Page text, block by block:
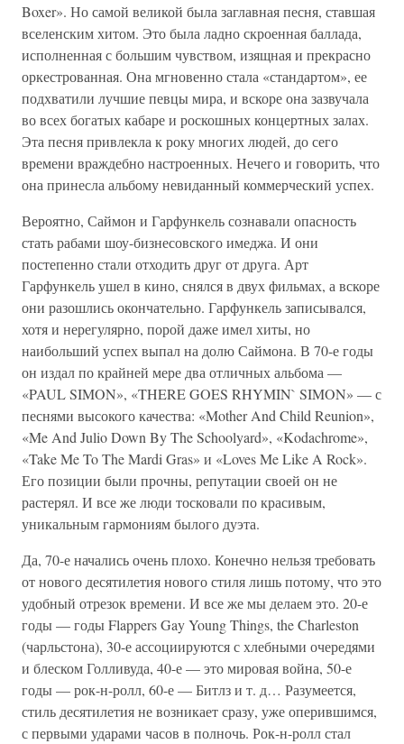
Boxer». Но самой великой была заглавная песня, ставшая
вселенским хитом. Это была ладно скроенная баллада,
исполненная с большим чувством, изящная и прекрасно
оркестрованная. Она мгновенно стала «стандартом», ее
подхватили лучшие певцы мира, и вскоре она зазвучала
во всех богатых кабаре и роскошных концертных залах.
Эта песня привлекла к року многих людей, до сего
времени враждебно настроенных. Нечего и говорить, что
она принесла альбому невиданный коммерческий успех.
Вероятно, Саймон и Гарфункель сознавали опасность
стать рабами шоу-бизнесовского имеджа. И они
постепенно стали отходить друг от друга. Арт
Гарфункель ушел в кино, снялся в двух фильмах, а вскоре
они разошлись окончательно. Гарфункель записывался,
хотя и нерегулярно, порой даже имел хиты, но
наибольший успех выпал на долю Саймона. В 70-е годы
он издал по крайней мере два отличных альбома —
«PAUL SIMON», «THERE GOES RHYMIN` SIMON» — с
песнями высокого качества: «Mother And Child Reunion»,
«Me And Julio Down By The Schoolyard», «Kodachrome»,
«Take Me To The Mardi Gras» и «Loves Me Like A Rock».
Его позиции были прочны, репутации своей он не
растерял. И все же люди тосковали по красивым,
уникальным гармониям былого дуэта.
Да, 70-е начались очень плохо. Конечно нельзя требовать
от нового десятилетия нового стиля лишь потому, что это
удобный отрезок времени. И все же мы делаем это. 20-е
годы — годы Flappers Gay Young Things, the Charleston
(чарльстона), 30-е ассоциируются с хлебными очередями
и блеском Голливуда, 40-е — это мировая война, 50-е
годы — рок-н-ролл, 60-е — Битлз и т. д… Разумеется,
стиль десятилетия не возникает сразу, уже оперившимся,
с первыми ударами часов в полночь. Рок-н-ролл стал